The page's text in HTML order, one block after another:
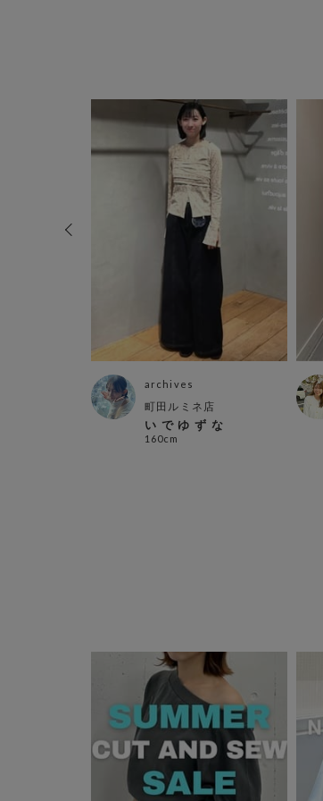
archives
町田ルミネ店
い で ゆ ず な
160cm